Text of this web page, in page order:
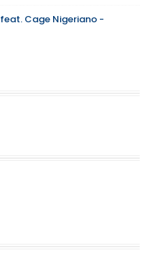
Cage Nigeriano -